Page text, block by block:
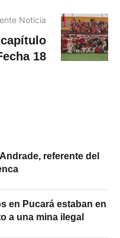
Noticia
18
referente del
en Pucará estaban en
a una mina ilegal